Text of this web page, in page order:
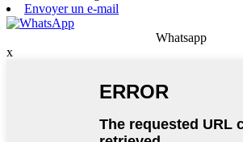
Envoyer un e-mail
Whatsapp
x